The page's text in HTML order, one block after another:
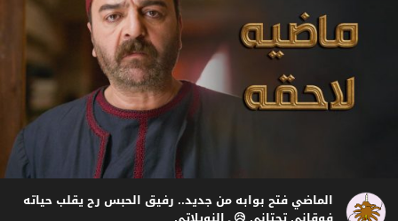
الماضي فتح بوابه من جديد.. رفيق الحبس رح يقلب حياته